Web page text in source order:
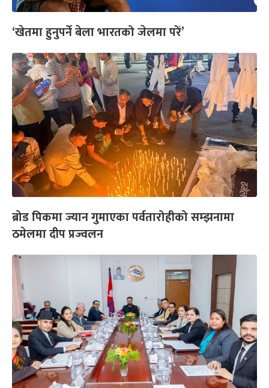
‘खेतमा हुनुपर्ने बेला भारतको जेलमा परें’
ब्रोड पिकमा ज्यान गुमाएका पर्वतारोहीको सम्झनामा
ठमेलमा दीप प्रज्वलन